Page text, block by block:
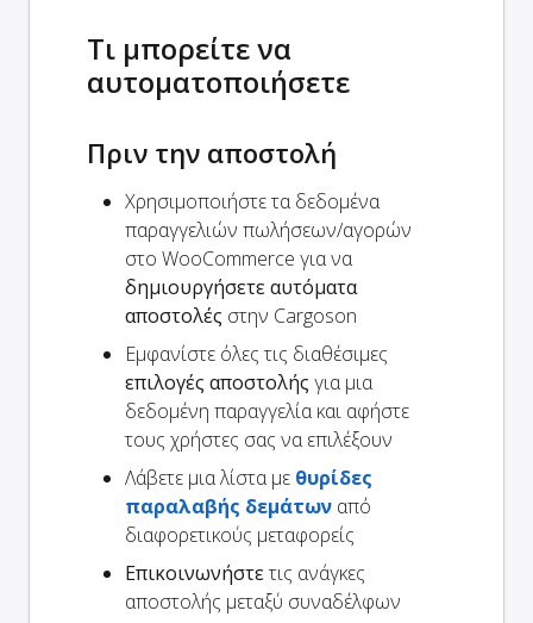
Τι μπορείτε να
αυτοματοποιήσετε
Πριν την αποστολή
Χρησιμοποιήστε τα δεδομένα
παραγγελιών πωλήσεων/αγορών
στο WooCommerce για να
δημιουργήσετε αυτόματα
αποστολές στην Cargoson
Εμφανίστε όλες τις διαθέσιμες
επιλογές αποστολής για μια
δεδομένη παραγγελία και αφήστε
τους χρήστες σας να επιλέξουν
Λάβετε μια λίστα με θυρίδες
παραλαβής δεμάτων από
διαφορετικούς μεταφορείς
Επικοινωνήστετις ανάγκες
αποστολής μεταξύ συναδέλφων